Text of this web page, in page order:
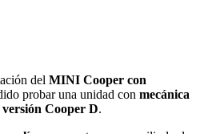
del MINI Cooper con
probar una unidad con mecánica
versión Cooper D.